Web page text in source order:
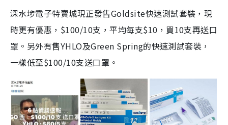
深水埗電子特賣城現正發售Goldsite快速測試套裝，現
時更有優惠，$100/10支，平均每支$10，買10支再送口
罩。另外有售YHLO及Green Spring的快速測試套裝，
一樣低至$100/10支送口罩。